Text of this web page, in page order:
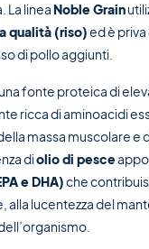
La linea Noble Grain
qualità (riso)ed è priva
di pollo aggiunti.
fonte proteica di
ricca di aminoacidi
massa muscolare e
diolio di pesce
e DHA)che
alla lucentezza del